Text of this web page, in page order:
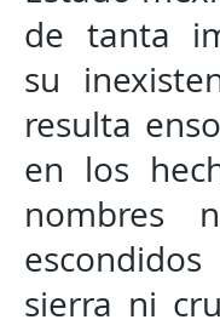
de tanta
su
resulta
en los
nombres
sierra ni